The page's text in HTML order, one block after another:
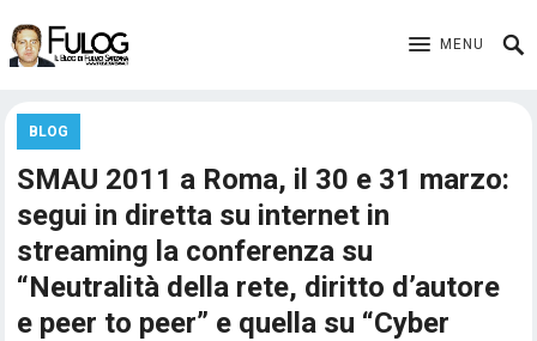
MENU
BLOG
SMAU 2011 a Roma, il 30 e 31 marzo:
segui in diretta su internet in
streaming la conferenza su
“Neutralità della rete, diritto d’autore
e peer to peer” e quella su “Cyber